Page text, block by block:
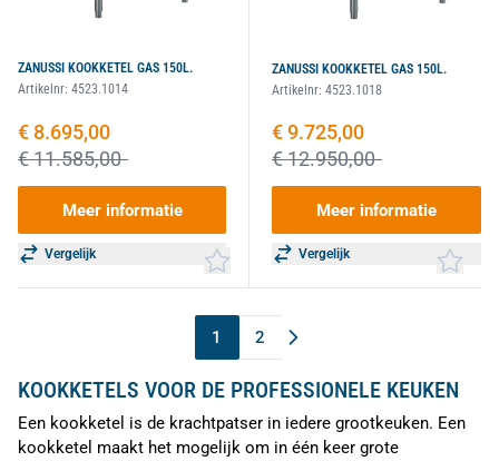
ZANUSSI KOOKKETEL GAS 150L.
Artikelnr: 4523.1014
Speciale prijs
€ 8.695,00
€ 11.585,00
Meer informatie
Vergelijk
ZANUSSI KOOKKETEL GAS 150L.
Artikelnr: 4523.1018
Speciale prijs
€ 9.725,00
€ 12.950,00
Meer informatie
Vergelijk
U lees momenteel pagina
1 Pagina
2
KOOKKETELS VOOR DE PROFESSIONELE KEUKEN
Een kookketel is de krachtpatser in iedere grootkeuken. Een
kookketel maakt het mogelijk om in één keer grote